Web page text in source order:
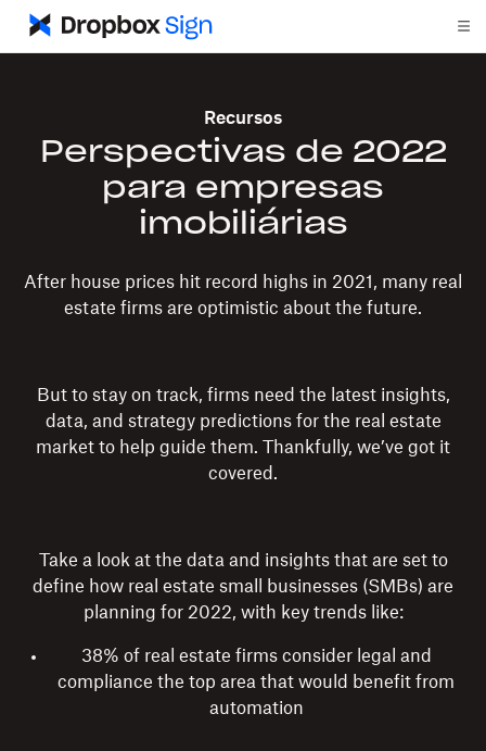
Recursos
Perspectivas de 2022
para empresas
imobiliárias
After house prices hit record highs in 2021, many real
estate firms are optimistic about the future.
But to stay on track, firms need the latest insights,
data, and strategy predictions for the real estate
market to help guide them. Thankfully, we’ve got it
covered.
Take a look at the data and insights that are set to
define how real estate small businesses (SMBs) are
planning for 2022, with key trends like:
38% of real estate firms consider legal and
compliance the top area that would benefit from
automation